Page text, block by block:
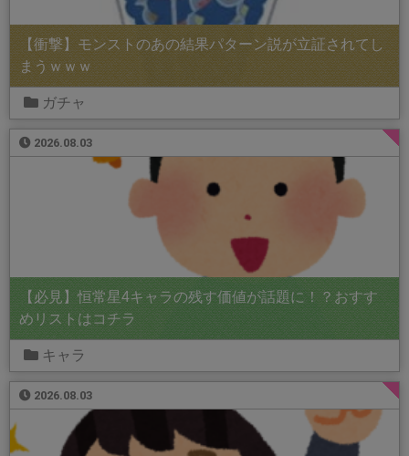
【衝撃】モンストのあの結果パターン説が立証されてし
まうｗｗｗ
ガチャ
2026.08.03
【必見】恒常星4キャラの残す価値が話題に！？おすす
めリストはコチラ
キャラ
2026.08.03